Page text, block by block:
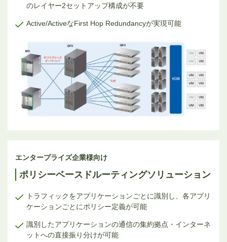
のレイヤー2セットアップ構成が不要
Active/ActiveなFirst Hop Redundancyが実現可能
エンタープライズ企業様向け
ポリシーベースドルーティングソリューション
トラフィックをアプリケーションごとに識別し、各アプリ
ケーションごとにポリシー定義が可能
識別したアプリケーションの通信の集約拠点・インターネ
ットへの直接振り分けが可能